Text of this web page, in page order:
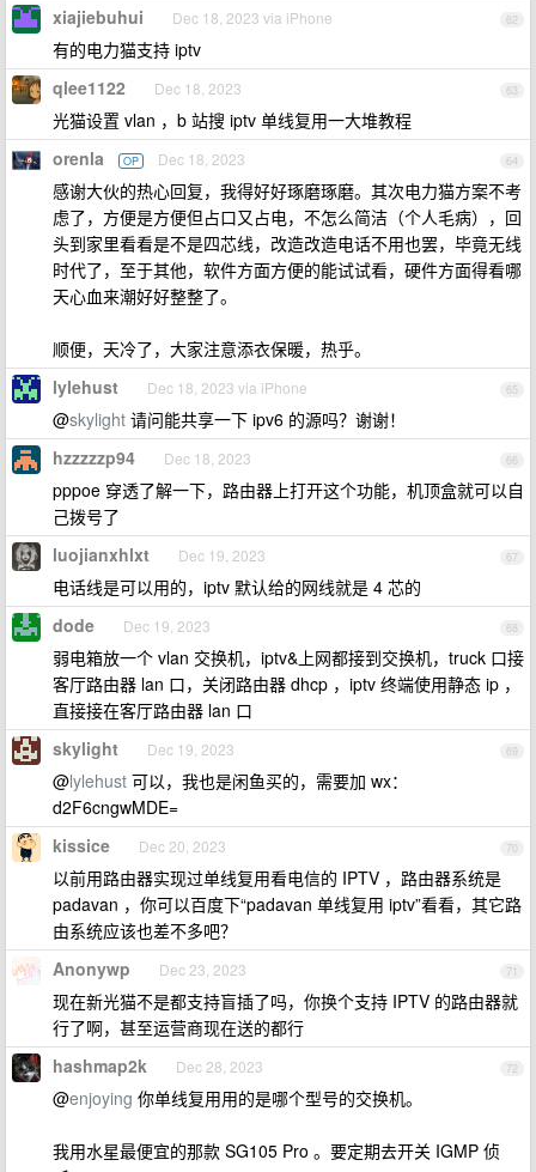
62
xiajiebuhui Dec 18, 2023 via iPhone
有的电力猫支持 iptv
63
qlee1122 Dec 18, 2023
光猫设置 vlan ，b 站搜 iptv 单线复用一大堆教程
64
orenla OP Dec 18, 2023
感谢大伙的热心回复，我得好好琢磨琢磨。其次电力猫方案不考
虑了，方便是方便但占口又占电，不怎么简洁（个人毛病），回
头到家里看看是不是四芯线，改造改造电话不用也罢，毕竟无线
时代了，至于其他，软件方面方便的能试试看，硬件方面得看哪
天心血来潮好好整整了。
顺便，天冷了，大家注意添衣保暖，热乎。
65
lylehust Dec 18, 2023 via iPhone
@skylight 请问能共享一下 ipv6 的源吗？谢谢！
66
hzzzzzp94 Dec 18, 2023
pppoe 穿透了解一下，路由器上打开这个功能，机顶盒就可以自
己拨号了
67
luojianxhlxt Dec 19, 2023
电话线是可以用的，iptv 默认给的网线就是 4 芯的
68
dode Dec 19, 2023
弱电箱放一个 vlan 交换机，iptv&上网都接到交换机，truck 口接
客厅路由器 lan 口，关闭路由器 dhcp ，iptv 终端使用静态 ip ，
直接接在客厅路由器 lan 口
69
skylight Dec 19, 2023
@lylehust 可以，我也是闲鱼买的，需要加 wx：
d2F6cngwMDE=
70
kissice Dec 20, 2023
以前用路由器实现过单线复用看电信的 IPTV ，路由器系统是
padavan ，你可以百度下“padavan 单线复用 iptv”看看，其它路
由系统应该也差不多吧？
71
Anonywp Dec 23, 2023
现在新光猫不是都支持盲插了吗，你换个支持 IPTV 的路由器就
行了啊，甚至运营商现在送的都行
72
hashmap2k Dec 28, 2023
@enjoying 你单线复用用的是哪个型号的交换机。
我用水星最便宜的那款 SG105 Pro 。要定期去开关 IGMP 侦